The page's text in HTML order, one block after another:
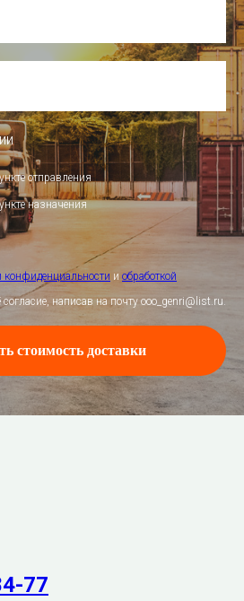
отправления
назначения
конфиденциальности и обработкой
написав на почту ooo_genri@list.ru.
стоимость доставки
77